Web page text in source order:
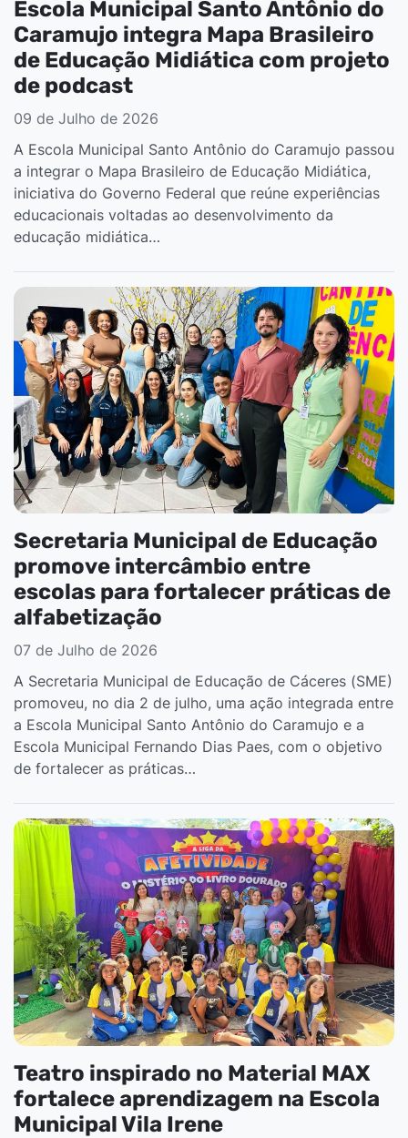
Escola Municipal Santo Antônio do
Caramujo integra Mapa Brasileiro
de Educação Midiática com projeto
de podcast
09 de Julho de 2026
A Escola Municipal Santo Antônio do Caramujo passou
a integrar o Mapa Brasileiro de Educação Midiática,
iniciativa do Governo Federal que reúne experiências
educacionais voltadas ao desenvolvimento da
educação midiática…
Secretaria Municipal de Educação
promove intercâmbio entre
escolas para fortalecer práticas de
alfabetização
07 de Julho de 2026
A Secretaria Municipal de Educação de Cáceres (SME)
promoveu, no dia 2 de julho, uma ação integrada entre
a Escola Municipal Santo Antônio do Caramujo e a
Escola Municipal Fernando Dias Paes, com o objetivo
de fortalecer as práticas…
Teatro inspirado no Material MAX
fortalece aprendizagem na Escola
Municipal Vila Irene